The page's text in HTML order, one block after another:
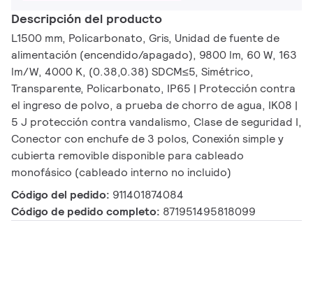
Descripción del producto
L1500 mm, Policarbonato, Gris, Unidad de fuente de
alimentación (encendido/apagado), 9800 lm, 60 W, 163
lm/W, 4000 K, (0.38,0.38) SDCM≤5, Simétrico,
Transparente, Policarbonato, IP65 | Protección contra
el ingreso de polvo, a prueba de chorro de agua, IK08 |
5 J protección contra vandalismo, Clase de seguridad I,
Conector con enchufe de 3 polos, Conexión simple y
cubierta removible disponible para cableado
monofásico (cableado interno no incluido)
Código del pedido: 911401874084
Código de pedido completo: 871951495818099